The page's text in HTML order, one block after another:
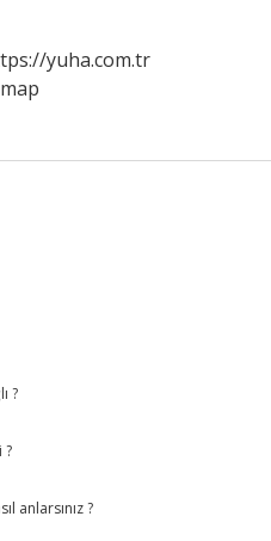
yuha.com.tr
?
?
anlarsınız ?